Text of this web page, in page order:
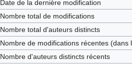
Date de la dernière modification
Nombre total de modifications
Nombre total d'auteurs distincts
Nombre de modifications récentes (dans
Nombre d'auteurs distincts récents